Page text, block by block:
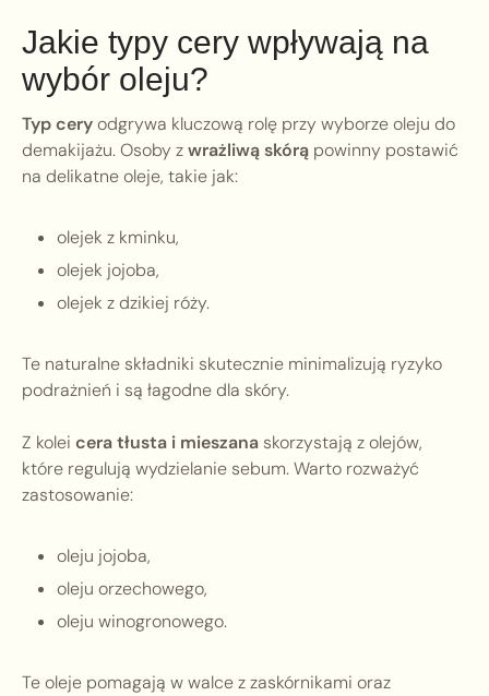
Jakie typy cery wpływają na
wybór oleju?
Typ ceryodgrywa kluczową rolę przy wyborze oleju do
demakijażu. Osoby zwrażliwą skórą powinny postawić
na delikatne oleje, takie jak:
olejek z kminku,
olejek jojoba,
olejek z dzikiej róży.
Te naturalne składniki skutecznie minimalizują ryzyko
podrażnień i są łagodne dla skóry.
Z kolei cera tłusta i mieszana skorzystają z olejów,
które regulują wydzielanie sebum. Warto rozważyć
zastosowanie:
oleju jojoba,
oleju orzechowego,
oleju winogronowego.
Te oleje pomagają w walce z zaskórnikami oraz